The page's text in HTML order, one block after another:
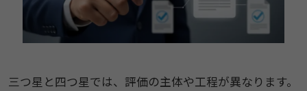
三つ星と四つ星では、評価の主体や工程が異なります。